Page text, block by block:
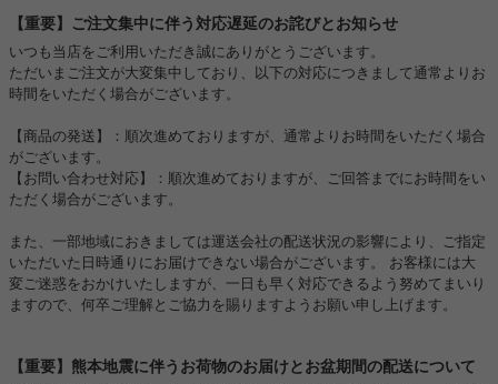
【重要】ご注文集中に伴う対応遅延のお詫びとお知らせ
いつも当店をご利用いただき誠にありがとうございます。
ただいまご注文が大変集中しており、以下の対応につきまして通常よりお
時間をいただく場合がございます。
【商品の発送】：順次進めておりますが、通常よりお時間をいただく場合
がございます。
【お問い合わせ対応】：順次進めておりますが、ご回答までにお時間をい
ただく場合がございます。
また、一部地域におきましては運送会社の配送状況の影響により、ご指定
いただいた日時通りにお届けできない場合がございます。 お客様には大
変ご迷惑をおかけいたしますが、一日も早く対応できるよう努めてまいり
ますので、何卒ご理解とご協力を賜りますようお願い申し上げます。
【重要】熊本地震に伴うお荷物のお届けとお盆期間の配送について